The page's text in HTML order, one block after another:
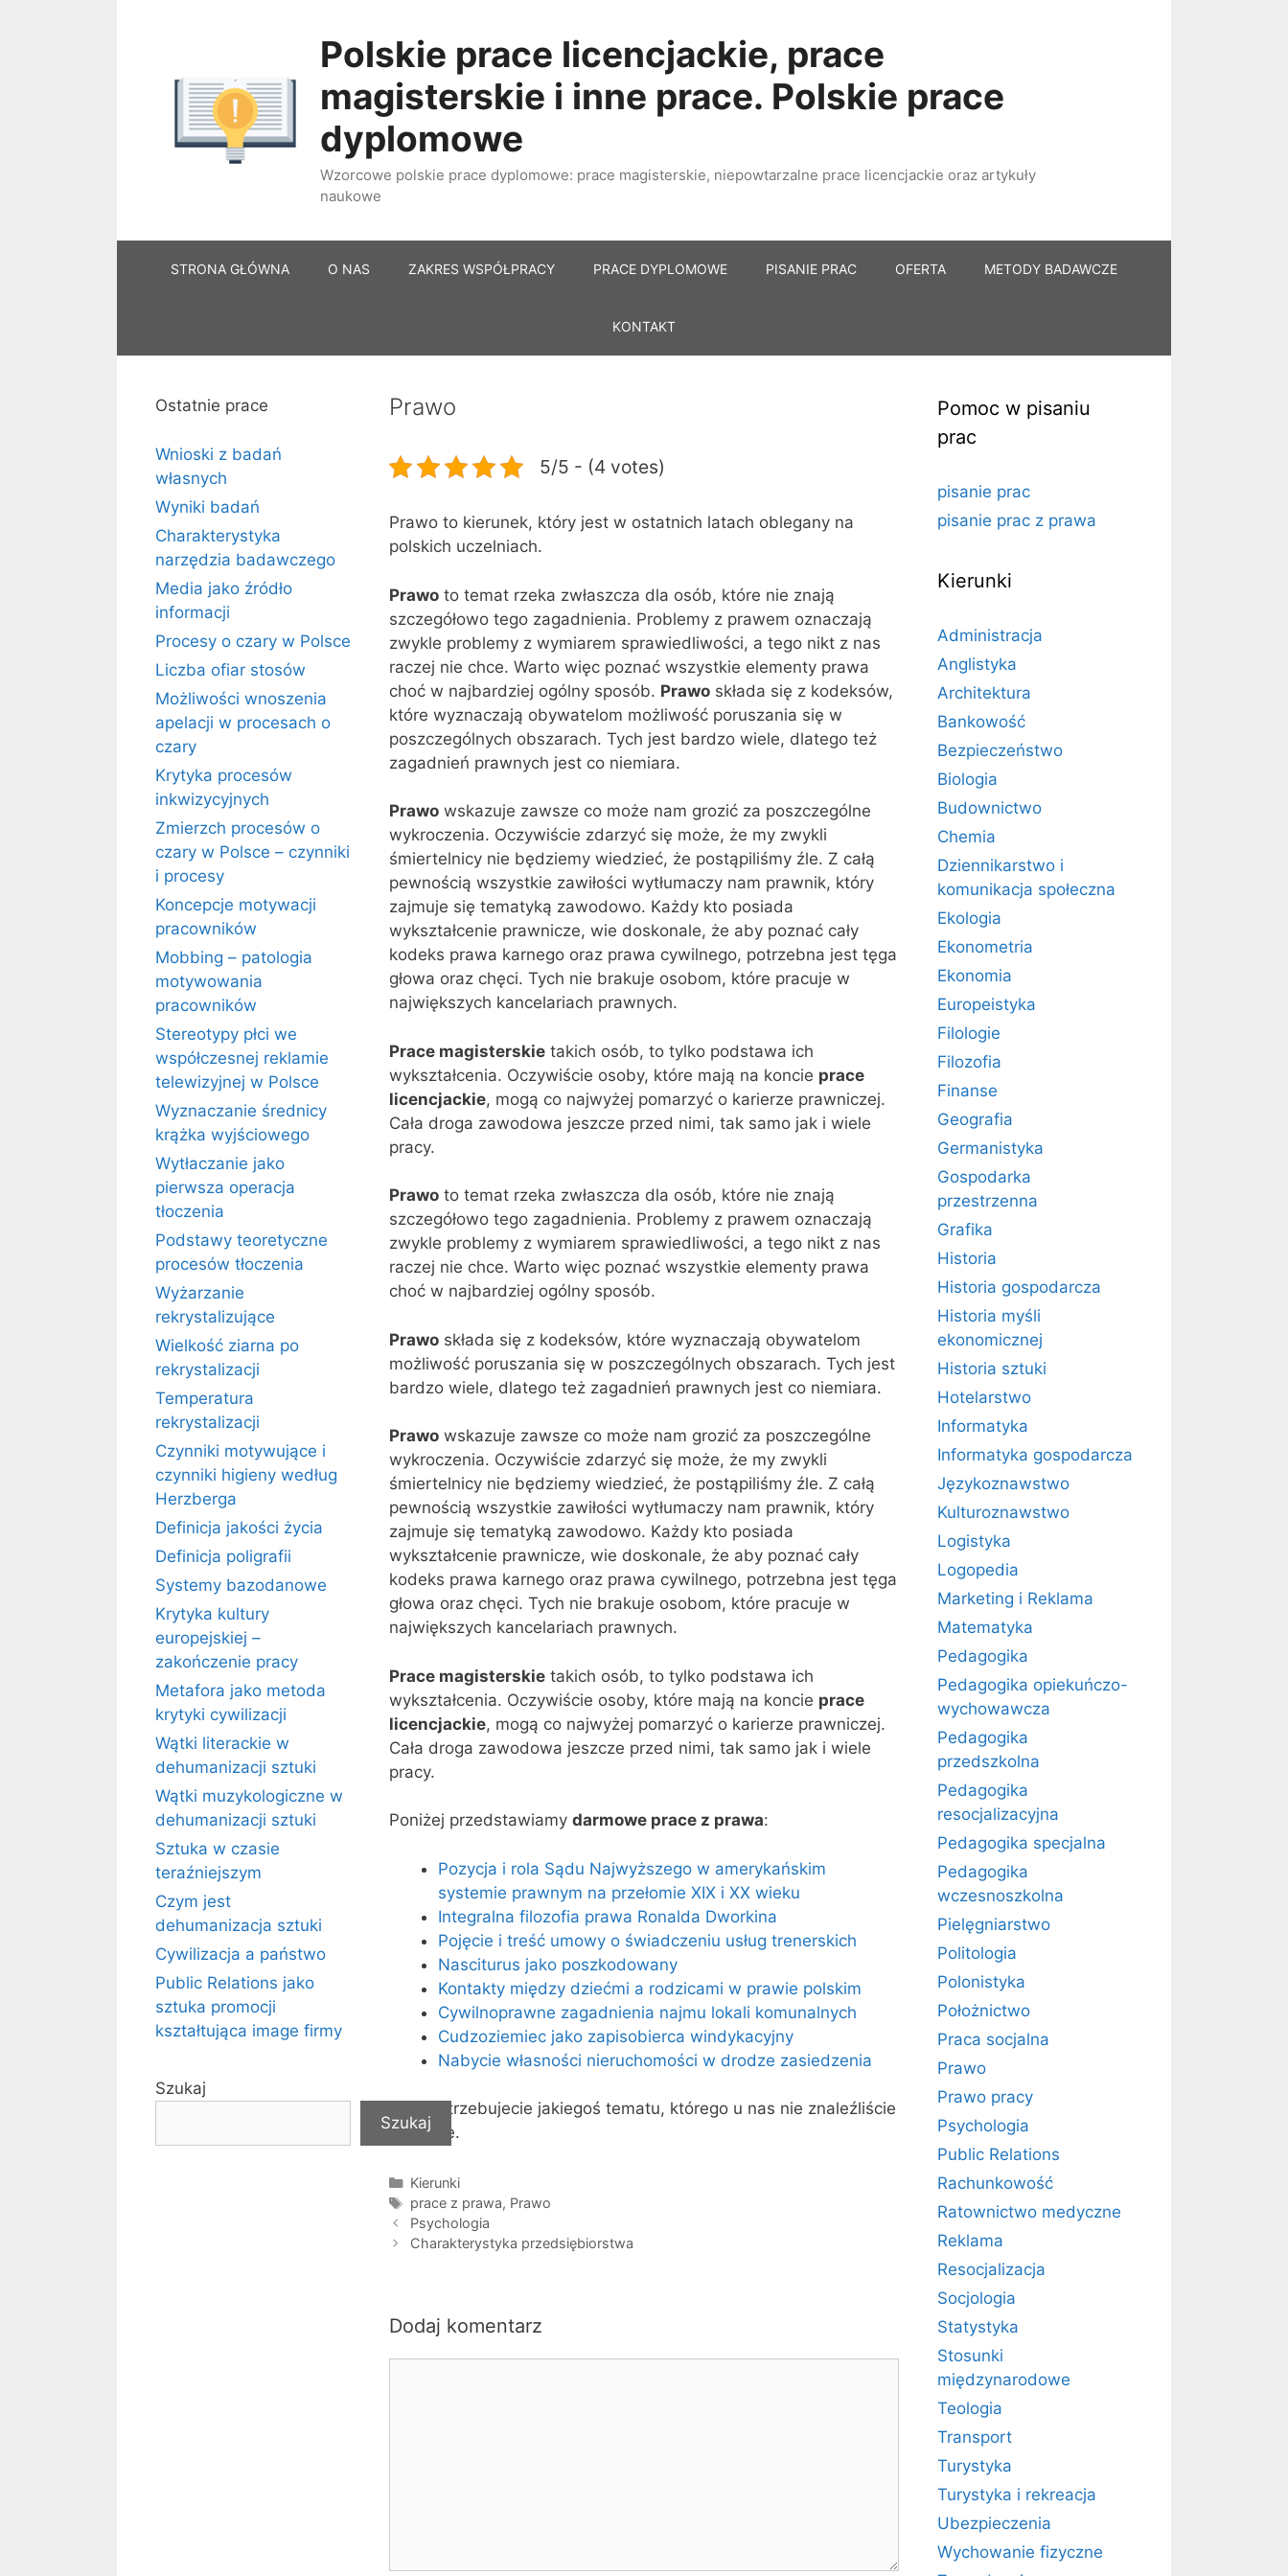
Polskie prace licencjackie, prace
magisterskie i inne prace. Polskie prace
dyplomowe
Wzorcowe polskie prace dyplomowe: prace magisterskie, niepowtarzalne prace licencjackie oraz artykuły
naukowe
STRONA GŁÓWNA O NAS ZAKRES WSPÓŁPRACY PRACE DYPLOMOWE PISANIE PRAC OFERTA METODY BADAWCZE
KONTAKT
Prawo
5/5 - (4 votes)
Prawo to kierunek, który jest w ostatnich latach oblegany na
polskich uczelniach.
Prawo to temat rzeka zwłaszcza dla osób, które nie znają
szczegółowo tego zagadnienia. Problemy z prawem oznaczają
zwykle problemy z wymiarem sprawiedliwości, a tego nikt z nas
raczej nie chce. Warto więc poznać wszystkie elementy prawa
choć w najbardziej ogólny sposób. Prawo składa się z kodeksów,
które wyznaczają obywatelom możliwość poruszania się w
poszczególnych obszarach. Tych jest bardzo wiele, dlatego też
zagadnień prawnych jest co niemiara.
Prawo wskazuje zawsze co może nam grozić za poszczególne
wykroczenia. Oczywiście zdarzyć się może, że my zwykli
śmiertelnicy nie będziemy wiedzieć, że postąpiliśmy źle. Z całą
pewnością wszystkie zawiłości wytłumaczy nam prawnik, który
zajmuje się tematyką zawodowo. Każdy kto posiada
wykształcenie prawnicze, wie doskonale, że aby poznać cały
kodeks prawa karnego oraz prawa cywilnego, potrzebna jest tęga
głowa oraz chęci. Tych nie brakuje osobom, które pracuje w
największych kancelariach prawnych.
Prace magisterskie takich osób, to tylko podstawa ich
wykształcenia. Oczywiście osoby, które mają na koncie prace
licencjackie, mogą co najwyżej pomarzyć o karierze prawniczej.
Cała droga zawodowa jeszcze przed nimi, tak samo jak i wiele
pracy.
Prawo to temat rzeka zwłaszcza dla osób, które nie znają
szczegółowo tego zagadnienia. Problemy z prawem oznaczają
zwykle problemy z wymiarem sprawiedliwości, a tego nikt z nas
raczej nie chce. Warto więc poznać wszystkie elementy prawa
choć w najbardziej ogólny sposób.
Prawo składa się z kodeksów, które wyznaczają obywatelom
możliwość poruszania się w poszczególnych obszarach. Tych jest
bardzo wiele, dlatego też zagadnień prawnych jest co niemiara.
Prawo wskazuje zawsze co może nam grozić za poszczególne
wykroczenia. Oczywiście zdarzyć się może, że my zwykli
śmiertelnicy nie będziemy wiedzieć, że postąpiliśmy źle. Z całą
pewnością wszystkie zawiłości wytłumaczy nam prawnik, który
zajmuje się tematyką zawodowo. Każdy kto posiada
wykształcenie prawnicze, wie doskonale, że aby poznać cały
kodeks prawa karnego oraz prawa cywilnego, potrzebna jest tęga
głowa oraz chęci. Tych nie brakuje osobom, które pracuje w
największych kancelariach prawnych.
Prace magisterskie takich osób, to tylko podstawa ich
wykształcenia. Oczywiście osoby, które mają na koncie prace
licencjackie, mogą co najwyżej pomarzyć o karierze prawniczej.
Cała droga zawodowa jeszcze przed nimi, tak samo jak i wiele
pracy.
Poniżej przedstawiamy darmowe prace z prawa:
Pozycja i rola Sądu Najwyższego w amerykańskim
systemie prawnym na przełomie XIX i XX wieku
Integralna filozofia prawa Ronalda Dworkina
Pojęcie i treść umowy o świadczeniu usług trenerskich
Nasciturus jako poszkodowany
Kontakty między dziećmi a rodzicami w prawie polskim
Cywilnoprawne zagadnienia najmu lokali komunalnych
Cudzoziemiec jako zapisobierca windykacyjny
Nabycie własności nieruchomości w drodze zasiedzenia
Jeśli potrzebujecie jakiegoś tematu, którego u nas nie znaleźliście
– piszcie.
Kategorie
Kierunki
Tagi
prace z prawa, Prawo
Psychologia
Charakterystyka przedsiębiorstwa
Dodaj komentarz
Ostatnie prace
Wnioski z badań
własnych
Wyniki badań
Charakterystyka
narzędzia badawczego
Media jako źródło
informacji
Procesy o czary w Polsce
Liczba ofiar stosów
Możliwości wnoszenia
apelacji w procesach o
czary
Krytyka procesów
inkwizycyjnych
Zmierzch procesów o
czary w Polsce – czynniki
i procesy
Koncepcje motywacji
pracowników
Mobbing – patologia
motywowania
pracowników
Stereotypy płci we
współczesnej reklamie
telewizyjnej w Polsce
Wyznaczanie średnicy
krążka wyjściowego
Wytłaczanie jako
pierwsza operacja
tłoczenia
Podstawy teoretyczne
procesów tłoczenia
Wyżarzanie
rekrystalizujące
Wielkość ziarna po
rekrystalizacji
Temperatura
rekrystalizacji
Czynniki motywujące i
czynniki higieny według
Herzberga
Definicja jakości życia
Definicja poligrafii
Systemy bazodanowe
Krytyka kultury
europejskiej –
zakończenie pracy
Metafora jako metoda
krytyki cywilizacji
Wątki literackie w
dehumanizacji sztuki
Wątki muzykologiczne w
dehumanizacji sztuki
Sztuka w czasie
teraźniejszym
Czym jest
dehumanizacja sztuki
Cywilizacja a państwo
Public Relations jako
sztuka promocji
kształtująca image firmy
Szukaj
Szukaj
Pomoc w pisaniu
prac
pisanie prac
pisanie prac z prawa
Kierunki
Administracja
Anglistyka
Architektura
Bankowość
Bezpieczeństwo
Biologia
Budownictwo
Chemia
Dziennikarstwo i
komunikacja społeczna
Ekologia
Ekonometria
Ekonomia
Europeistyka
Filologie
Filozofia
Finanse
Geografia
Germanistyka
Gospodarka
przestrzenna
Grafika
Historia
Historia gospodarcza
Historia myśli
ekonomicznej
Historia sztuki
Hotelarstwo
Informatyka
Informatyka gospodarcza
Językoznawstwo
Kulturoznawstwo
Logistyka
Logopedia
Marketing i Reklama
Matematyka
Pedagogika
Pedagogika opiekuńczo-
wychowawcza
Pedagogika
przedszkolna
Pedagogika
resocjalizacyjna
Pedagogika specjalna
Pedagogika
wczesnoszkolna
Pielęgniarstwo
Politologia
Polonistyka
Położnictwo
Praca socjalna
Prawo
Prawo pracy
Psychologia
Public Relations
Rachunkowość
Ratownictwo medyczne
Reklama
Resocjalizacja
Socjologia
Statystyka
Stosunki
międzynarodowe
Teologia
Transport
Turystyka
Turystyka i rekreacja
Ubezpieczenia
Wychowanie fizyczne